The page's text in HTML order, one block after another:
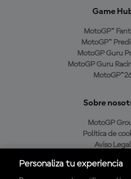
Game
MotoGP™
MotoGP™
MotoGP Guru
MotoGP Guru
Sobre
MotoGP
Política de
Aviso Legal
Política de
Personaliza tu experiencia